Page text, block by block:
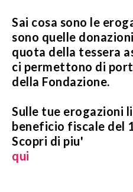
Sai cosa sono le
sono quelle
quota della tessera
ci permettono di
della Fondazione.
Sulle tue erogazioni
beneficio fiscale del
Scopri di piu'
qui